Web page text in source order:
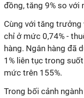
đồng, tăng 9% so với
Cùng với tăng trưởng
chỉ ở mức 0,74% -
hàng. Ngân hàng đã
1% liên tục trong
mức trên 155%.
Trong bối cảnh